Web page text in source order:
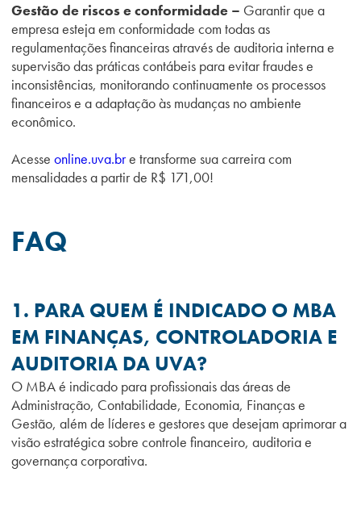
Gestão de riscos e conformidade – Garantir que a
empresa esteja em conformidade com todas as
regulamentações financeiras através de auditoria interna e
supervisão das práticas contábeis para evitar fraudes e
inconsistências, monitorando continuamente os processos
financeiros e a adaptação às mudanças no ambiente
econômico.
Acesse online.uva.bre transforme sua carreira com
mensalidades a partir de R$ 171,00!
FAQ
1. PARA QUEM É INDICADO O MBA
EM FINANÇAS, CONTROLADORIA E
AUDITORIA DA UVA?
O MBA é indicado para profissionais das áreas de
Administração, Contabilidade, Economia, Finanças e
Gestão, além de líderes e gestores que desejam aprimorar a
visão estratégica sobre controle financeiro, auditoria e
governança corporativa.